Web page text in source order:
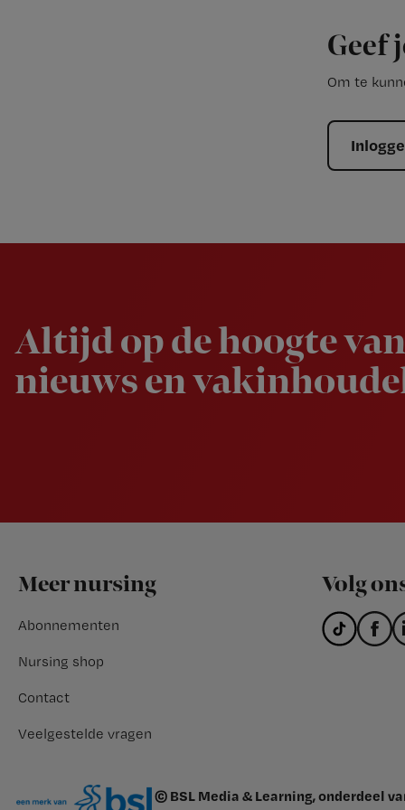
Geef
Om te
Altijd op de hoogte
nieuws en
Footer
Meer nursing
Abonnementen
Nursing shop
Contact
Veelgestelde vragen
Volg
© BSL Media & Learning, onderdeel